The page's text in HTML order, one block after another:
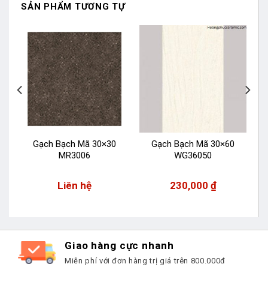
SẢN PHẨM TƯƠNG TỰ
Gạch Bạch Mã 30×30
MR3006
Liên hệ
Gạch Bạch Mã 30×60
WG36050
230,000 ₫
Giao hàng cực nhanh
Miễn phí với đơn hàng trị giá trên 800.000đ